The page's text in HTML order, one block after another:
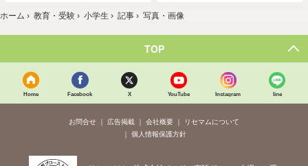
ホーム › 教育・受験 › 小学生 › 記事 › 写真・画像
TOP
Home Facebook X YouTube Instagram line
お問合せ 広告掲載 会社概要
リセマムについて
個人情報保護方針